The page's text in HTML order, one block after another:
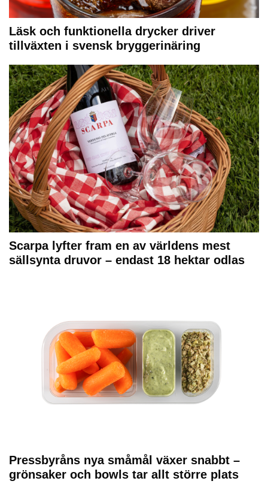
Läsk och funktionella drycker driver
tillväxten i svensk bryggerinäring
Scarpa lyfter fram en av världens mest
sällsynta druvor – endast 18 hektar odlas
Pressbyråns nya småmål växer snabbt –
grönsaker och bowls tar allt större plats